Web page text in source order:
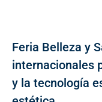
Feria Belleza y
internacionales
y la tecnología